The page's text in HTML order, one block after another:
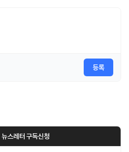
등록
뉴스레터 구독신청